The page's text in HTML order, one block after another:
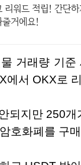
리워드 적립! 간단
거에요!
에서 OKX로
호화폐를 구